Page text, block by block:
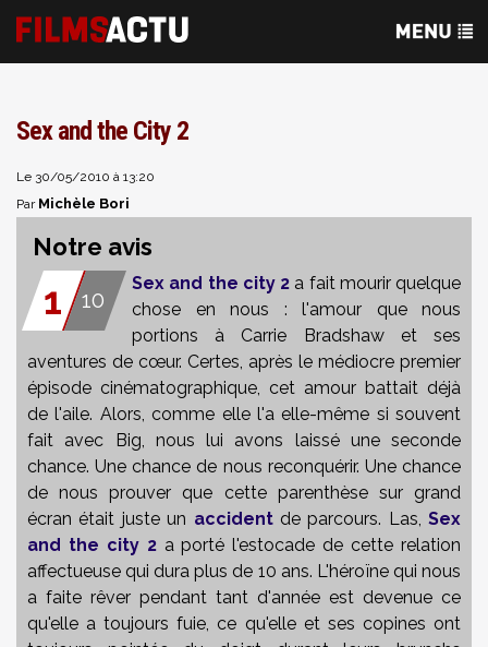
Sex and the City 2
Le 30/05/2010 à 13:20
Par Michèle Bori
Notre avis
1 10
Sex and the city 2 a fait mourir quelque
chose en nous : l'amour que nous
portions à Carrie Bradshaw et ses
aventures de cœur. Certes, après le médiocre premier
épisode cinématographique, cet amour battait déjà
de l'aile. Alors, comme elle l'a elle-même si souvent
fait avec Big, nous lui avons laissé une seconde
chance. Une chance de nous reconquérir. Une chance
de nous prouver que cette parenthèse sur grand
écran était juste un accidentde parcours. Las, Sex
and the city 2a porté l'estocade de cette relation
affectueuse qui dura plus de 10 ans. L'héroïne qui nous
a faite rêver pendant tant d'année est devenue ce
qu'elle a toujours fuie, ce qu'elle et ses copines ont